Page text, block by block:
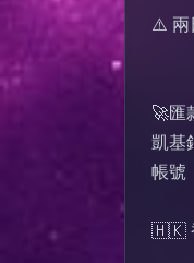
⚠️ 兩
🚀匯
凱基
帳號
🇭🇰